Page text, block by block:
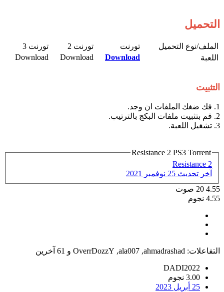
التحميل
الملف/نوع التحميل​ تورنت​ تورنت 2​
تورنت 3​
اللعبة​
Download
Download​
Download​
التثبيت
1. فك ضغك الملفات ان وجد.
2. قم بتثبيت ملفات البكج بالترتيب.
3. تشغيل اللعبة.
Resistance 2 PS3 Torrent
Resistance 2
آخر تحديث 25 نوفمبر 2021
4.55
20 صوت
4.55 نجوم
التفاعلات: ahmadrashad
,
ala007
,
OverrDozzY و 61 آخرين
DADI2022
3.00 نجوم
25 أبريل 2023